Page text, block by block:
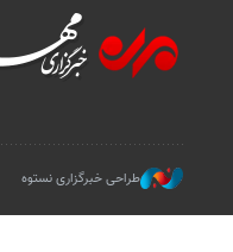
طراحی خبرگزاری نستوه